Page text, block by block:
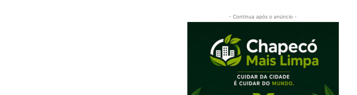
- Continua após o anúncio -